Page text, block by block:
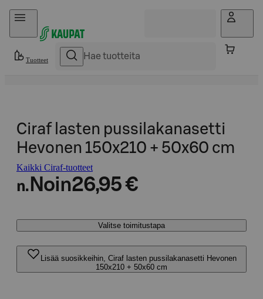
Hyppää sisältöön
Tuotteet
Ciraf lasten pussilakanasetti
Hevonen 150x210 + 50x60 cm
Kaikki Ciraf-tuotteet
n. Noin26,95 €
Valitse toimitustapa
Lisää suosikkeihin, Ciraf lasten pussilakanasetti Hevonen
150x210 + 50x60 cm